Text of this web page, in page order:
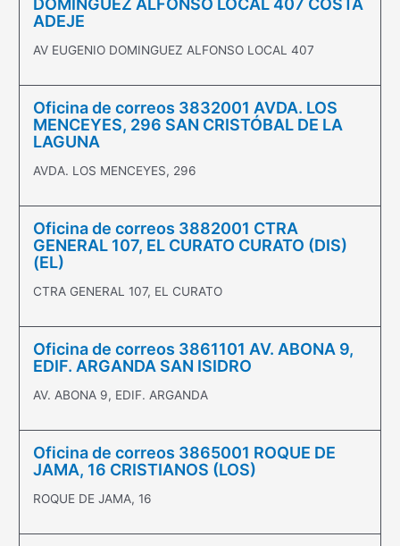
DOMINGUEZ ALFONSO LOCAL 407 COSTA
ADEJE
AV EUGENIO DOMINGUEZ ALFONSO LOCAL 407
Oficina de correos 3832001 AVDA. LOS
MENCEYES, 296 SAN CRISTÓBAL DE LA
LAGUNA
AVDA. LOS MENCEYES, 296
Oficina de correos 3882001 CTRA
GENERAL 107, EL CURATO CURATO (DIS)
(EL)
CTRA GENERAL 107, EL CURATO
Oficina de correos 3861101 AV. ABONA 9,
EDIF. ARGANDA SAN ISIDRO
AV. ABONA 9, EDIF. ARGANDA
Oficina de correos 3865001 ROQUE DE
JAMA, 16 CRISTIANOS (LOS)
ROQUE DE JAMA, 16